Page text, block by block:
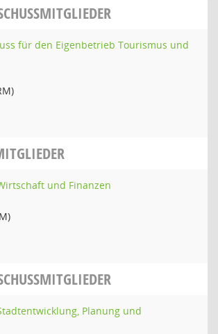
für den Eigenbetrieb Tourismus und
und Finanzen
Planung und